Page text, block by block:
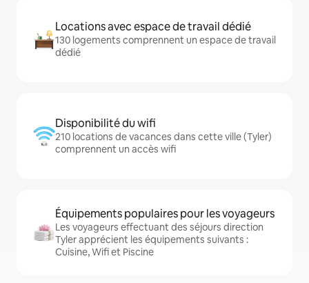
Locations avec espace de travail dédié
130 logements comprennent un espace de travail
dédié
Disponibilité du wifi
210 locations de vacances dans cette ville (Tyler)
comprennent un accès wifi
Équipements populaires pour les voyageurs
Les voyageurs effectuant des séjours direction
Tyler apprécient les équipements suivants :
Cuisine, Wifi et Piscine